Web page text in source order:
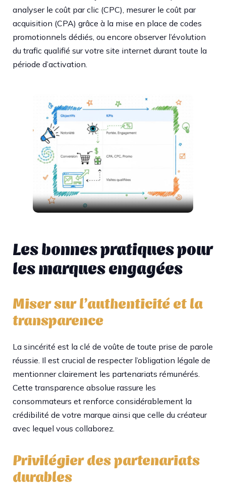
analyser le coût par clic (CPC), mesurer le coût par
acquisition (CPA) grâce à la mise en place de codes
promotionnels dédiés, ou encore observer l’évolution
du trafic qualifié sur votre site internet durant toute la
période d’activation.
Les bonnes pratiques pour
les marques engagées
Miser sur l’authenticité et la
transparence
La sincérité est la clé de voûte de toute prise de parole
réussie. Il est crucial de respecter l’obligation légale de
mentionner clairement les partenariats rémunérés.
Cette transparence absolue rassure les
consommateurs et renforce considérablement la
crédibilité de votre marque ainsi que celle du créateur
avec lequel vous collaborez.
Privilégier des partenariats
durables